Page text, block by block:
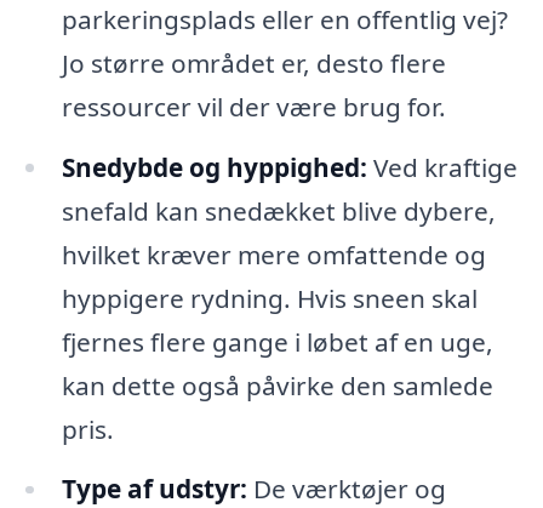
parkeringsplads eller en offentlig vej?
Jo større området er, desto flere
ressourcer vil der være brug for.
Snedybde og hyppighed: Ved kraftige
snefald kan snedækket blive dybere,
hvilket kræver mere omfattende og
hyppigere rydning. Hvis sneen skal
fjernes flere gange i løbet af en uge,
kan dette også påvirke den samlede
pris.
Type af udstyr: De værktøjer og